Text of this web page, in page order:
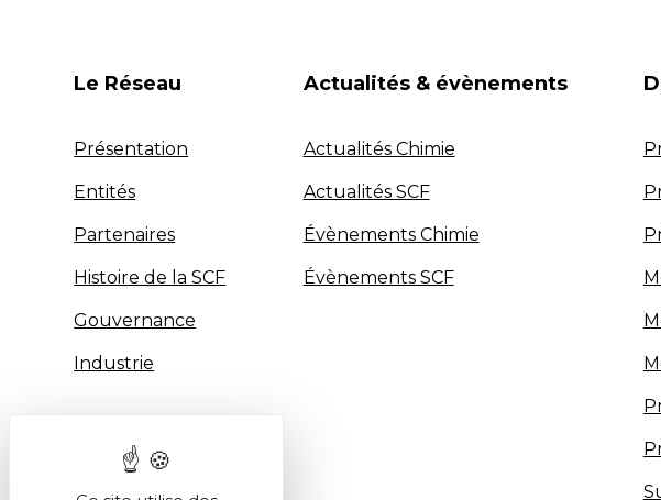
Le Réseau
Présentation
Entités
Partenaires
Histoire de la SCF
Gouvernance
Industrie
Actualités & évènements
Actualités Chimie
Actualités SCF
Évènements Chimie
Évènements SCF